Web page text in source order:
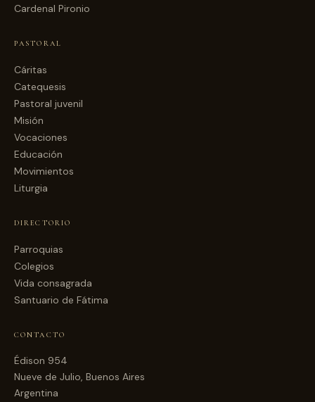
Cardenal Pironio
PASTORAL
Cáritas
Catequesis
Pastoral juvenil
Misión
Vocaciones
Educación
Movimientos
Liturgia
DIRECTORIO
Parroquias
Colegios
Vida consagrada
Santuario de Fátima
CONTACTO
Édison 954
Nueve de Julio, Buenos Aires
Argentina